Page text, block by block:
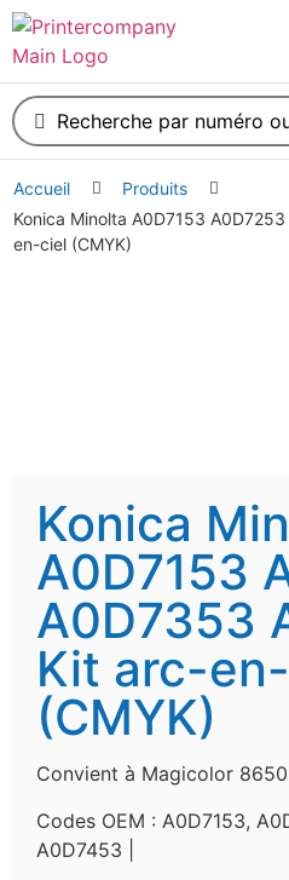
Accueil
Produits
Konica Minolta A0D7153
en-ciel (CMYK)
Konica
A0D7153
A0D7353
Kit arc-
(CMYK)
Convient à Magicolor 8650 |
Codes OEM : A0D7153,
A0D7453 |